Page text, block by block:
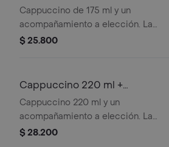
Acompañamiento
Cappuccino de 175 ml y un
acompañamiento a elección. La
presentación del Cappuccino puede
durante el transporte para pedidos a
domicilio.
$ 25.800
Cappuccino 220 ml +
Acompañamiento
Cappuccino 220 ml y un
acompañamiento a elección. La
presentación del Cappuccino puede
$ 28.200